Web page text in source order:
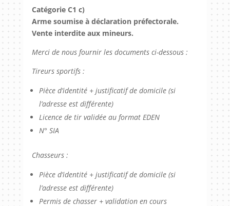
Catégorie C1 c)
Arme soumise à déclaration préfectorale.
Vente interdite aux mineurs.
Merci de nous fournir les documents ci-dessous :
Tireurs sportifs :
Pièce d’identité + justificatif de domicile (si
l’adresse est différente)
Licence de tir validée au format EDEN
N° SIA
Chasseurs :
Pièce d’identité + justificatif de domicile (si
l’adresse est différente)
Permis de chasser + validation en cours